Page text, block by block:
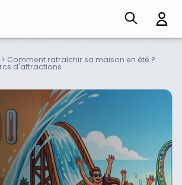
> Comment rafraîchir sa maison en été ?
d'attractions